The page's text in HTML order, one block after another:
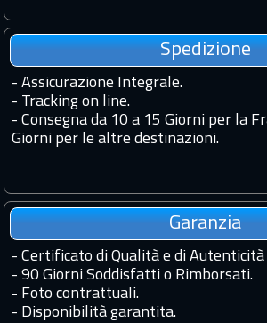
Spedizione
- Assicurazione Integrale.
- Tracking on line.
- Consegna da 10 a 15 Giorni per la
Giorni per le altre destinazioni.
Garanzia
- Certificato di Qualità e di Autenticità
- 90 Giorni Soddisfatti o Rimborsati.
- Foto contrattuali.
- Disponibilità garantita.